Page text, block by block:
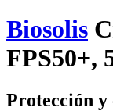
Biosolis
FPS50+,
Protección